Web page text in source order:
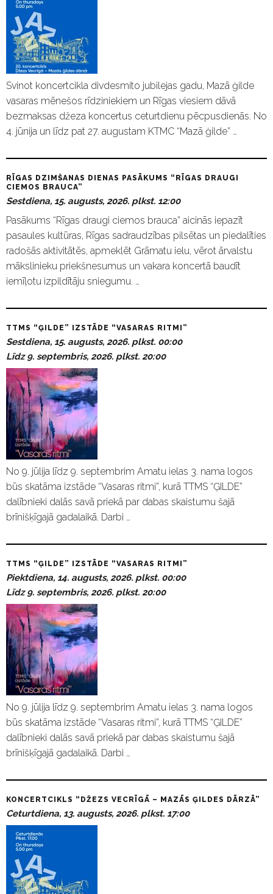
Svinot koncertcikla divdesmito jubilejas gadu, Mazā ģilde
vasaras mēnešos rīdziniekiem un Rīgas viesiem dāvā
bezmaksas džeza koncertus ceturtdienu pēcpusdienās. No
4. jūnija un līdz pat 27. augustam KTMC “Mazā ģilde” …
RĪGAS DZIMŠANAS DIENAS PASĀKUMS “RĪGAS DRAUGI
CIEMOS BRAUCA”
Sestdiena, 15. augusts, 2026. plkst. 12:00
Pasākums “Rīgas draugi ciemos brauca” aicinās iepazīt
pasaules kultūras, Rīgas sadraudzības pilsētas un piedalīties
radošās aktivitātēs, apmeklēt Grāmatu ielu, vērot ārvalstu
mākslinieku priekšnesumus un vakara koncertā baudīt
iemīļotu izpildītāju sniegumu. …
TTMS “ĢILDE” IZSTĀDE “VASARAS RITMI”
Sestdiena, 15. augusts, 2026. plkst. 00:00
Līdz 9. septembris, 2026. plkst. 20:00
No 9. jūlija līdz 9. septembrim Amatu ielas 3. nama logos
būs skatāma izstāde “Vasaras ritmi”, kurā TTMS “ĢILDE”
dalībnieki dalās savā priekā par dabas skaistumu šajā
brīnišķīgajā gadalaikā. Darbi …
TTMS “ĢILDE” IZSTĀDE “VASARAS RITMI”
Piektdiena, 14. augusts, 2026. plkst. 00:00
Līdz 9. septembris, 2026. plkst. 20:00
No 9. jūlija līdz 9. septembrim Amatu ielas 3. nama logos
būs skatāma izstāde “Vasaras ritmi”, kurā TTMS “ĢILDE”
dalībnieki dalās savā priekā par dabas skaistumu šajā
brīnišķīgajā gadalaikā. Darbi …
KONCERTCIKLS “DŽEZS VECRĪGĀ – MAZĀS ĢILDES DĀRZĀ”
Ceturtdiena, 13. augusts, 2026. plkst. 17:00